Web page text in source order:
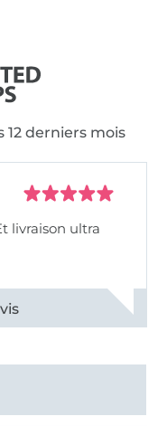
12 derniers mois
livraison ultra